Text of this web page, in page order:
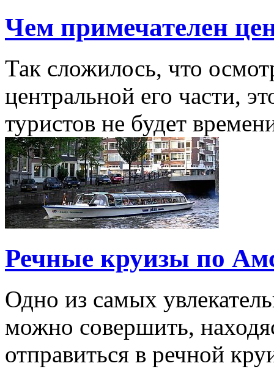
Чем примечателен
Так сложилось, что
центральной его части,
туристов не будет
Речные круизы по
Одно из самых
можно совершить,
отправиться в речной